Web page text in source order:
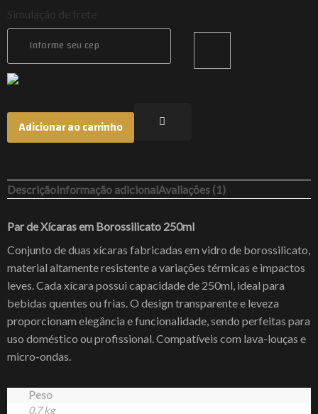
Simulação de frete
Adicionar ao carrinho
DescriçãoInformação adicionalAvaliações (1)
Par de Xícaras em Borossilicato 250ml
Conjunto de duas xícaras fabricadas em vidro de borossilicato,
material altamente resistente a variações térmicas e impactos
leves. Cada xícara possui capacidade de 250ml, ideal para
bebidas quentes ou frias. O design transparente e leveza
proporcionam elegância e funcionalidade, sendo perfeitas para
uso doméstico ou profissional. Compatíveis com lava-louças e
micro-ondas.
Peso
0,7 kg